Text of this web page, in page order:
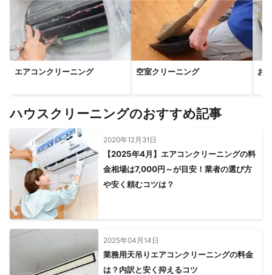
エアコンクリーニング 空室クリーニング お
ハウスクリーニングのおすすめ記事
2020年12月31日
【2025年4月】エアコンクリーニングの料
金相場は7,000円～が目安！業者の選び方
や安く頼むコツは？
2025年04月14日
業務用天吊りエアコンクリーニングの料金
は？内訳と安く抑えるコツ